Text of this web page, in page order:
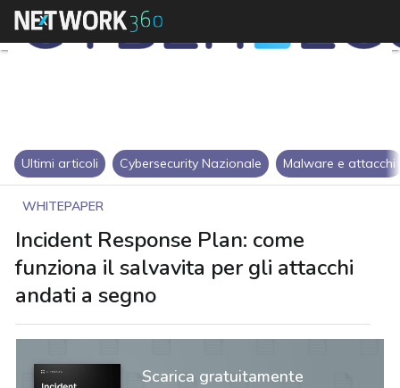
Ultimi articoli Cybersecurity Nazionale Malware e attacchi
WHITEPAPER
Incident Response Plan: come
funziona il salvavita per gli attacchi
andati a segno
Scarica gratuitamente